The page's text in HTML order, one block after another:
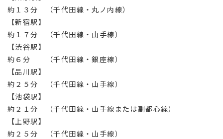
約１３分 （千代田線・丸ノ内線）
【新宿駅】
約１７分 （千代田線・山手線）
【渋谷駅】
約６分 （千代田線・銀座線）
【品川駅】
約２５分 （千代田線・山手線）
【池袋駅】
約２１分 （千代田線・山手線または副都心線）
【上野駅】
約２５分 （千代田線・山手線）